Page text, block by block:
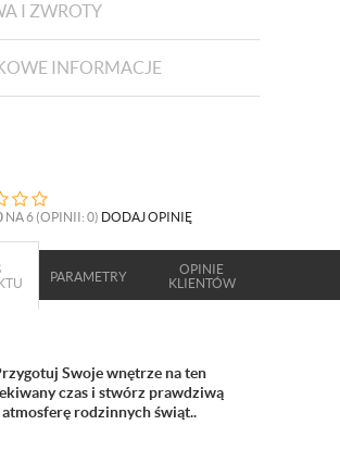
I ZWROTY
INFORMACJE
NA 6 (OPINII: 0) DODAJ OPINIĘ
PARAMETRY
OPINIE
KLIENTÓW
Swoje wnętrze na ten
czas i stwórz prawdziwą
atmosferę rodzinnych świąt..